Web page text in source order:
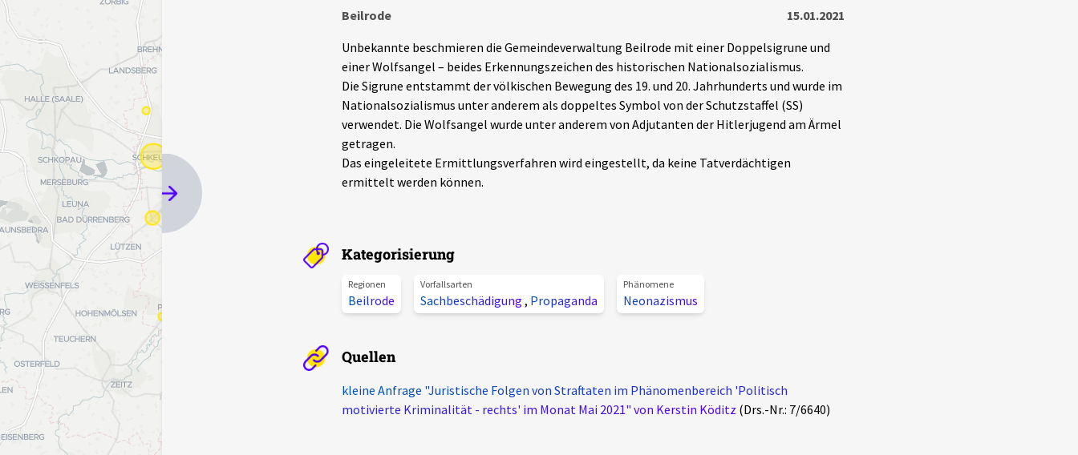
Beilrode
15.01.2021
Unbekannte beschmieren die Gemeindeverwaltung Beilrode mit einer Doppelsigrune und
einer Wolfsangel – beides Erkennungszeichen des historischen Nationalsozialismus.
Die Sigrune entstammt der völkischen Bewegung des 19. und 20. Jahrhunderts und wurde im
Nationalsozialismus unter anderem als doppeltes Symbol von der Schutzstaffel (SS)
verwendet. Die Wolfsangel wurde unter anderem von Adjutanten der Hitlerjugend am Ärmel
getragen.
Das eingeleitete Ermittlungsverfahren wird eingestellt, da keine Tatverdächtigen
ermittelt werden können.
Kategorisierung
Regionen
Beilrode
Vorfallsarten
Sachbeschädigung , Propaganda
Phänomene
Neonazismus
Quellen
kleine Anfrage "Juristische Folgen von Straftaten im Phänomenbereich 'Politisch
motivierte Kriminalität - rechts' im Monat Mai 2021" von Kerstin Köditz (Drs.-Nr.: 7/6640)